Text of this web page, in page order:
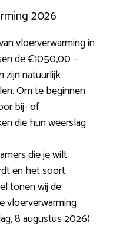
2026
vloerverwarming in
de €1050,00 –
zijn natuurlijk
Om te beginnen
bij- of
die hun weerslag
die je wilt
en het soort
tonen wij de
vloerverwarming
8 augustus 2026).